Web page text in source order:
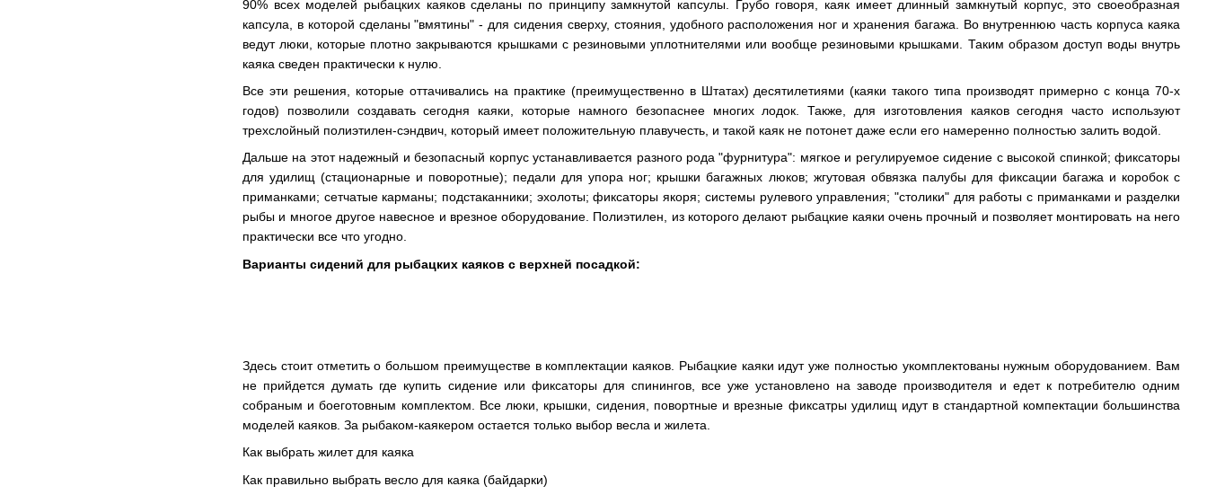
90% всех моделей рыбацких каяков сделаны по принципу замкнутой капсулы. Грубо говоря, каяк имеет длинный замкнутый корпус, это своеобразная
капсула, в которой сделаны "вмятины" - для сидения сверху, стояния, удобного расположения ног и хранения багажа. Во внутреннюю часть корпуса каяка
ведут люки, которые плотно закрываются крышками с резиновыми уплотнителями или вообще резиновыми крышками. Таким образом доступ воды внутрь
каяка сведен практически к нулю.
Все эти решения, которые оттачивались на практике (преимущественно в Штатах) десятилетиями (каяки такого типа производят примерно с конца 70-х
годов) позволили создавать сегодня каяки, которые намного безопаснее многих лодок. Также, для изготовления каяков сегодня часто используют
трехслойный полиэтилен-сэндвич, который имеет положительную плавучесть, и такой каяк не потонет даже если его намеренно полностью залить водой.
Дальше на этот надежный и безопасный корпус устанавливается разного рода "фурнитура": мягкое и регулируемое сидение с высокой спинкой; фиксаторы
для удилищ (стационарные и поворотные); педали для упора ног; крышки багажных люков; жгутовая обвязка палубы для фиксации багажа и коробок с
приманками; сетчатые карманы; подстаканники; эхолоты; фиксаторы якоря; системы рулевого управления; "столики" для работы с приманками и разделки
рыбы и многое другое навесное и врезное оборудование. Полиэтилен, из которого делают рыбацкие каяки очень прочный и позволяет монтировать на него
практически все что угодно.
Варианты сидений для рыбацких каяков с верхней посадкой:
Здесь стоит отметить о большом преимуществе в комплектации каяков. Рыбацкие каяки идут уже полностью укомплектованы нужным оборудованием. Вам
не прийдется думать где купить сидение или фиксаторы для спинингов, все уже установлено на заводе производителя и едет к потребителю одним
собраным и боеготовным комплектом. Все люки, крышки, сидения, повортные и врезные фиксатры удилищ идут в стандартной компектации большинства
моделей каяков. За рыбаком-каякером остается только выбор весла и жилета.
Как выбрать жилет для каяка
Как правильно выбрать весло для каяка (байдарки)